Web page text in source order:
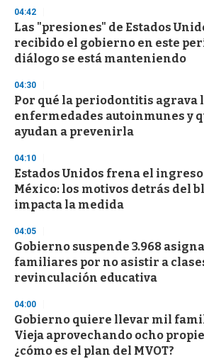
d
s
o
f
3
s
e
c
o
n
04:42
Las "presiones" de Estados
recibido el gobierno en este
diálogo se está manteniendo
04:30
Por qué la periodontitis agrava
enfermedades autoinmunes y
ayudan a prevenirla
04:10
Estados Unidos frena el ingreso
México: los motivos detrás del
impacta la medida
04:05
Gobierno suspende 3.968
familiares por no asistir a
revinculación educativa
04:00
Gobierno quiere llevar mil
Vieja aprovechando ocho
¿cómo es el plan del MVOT?